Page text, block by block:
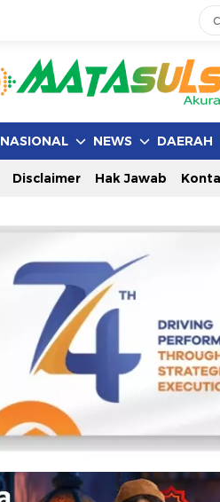
NASIONAL NEWS DAERAH
Disclaimer Hak Jawab